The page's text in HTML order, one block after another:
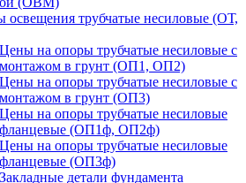
освещения трубчатые несиловые (ОТ,
Цены на опоры трубчатые несиловые с
монтажом в грунт (ОП1, ОП2)
Цены на опоры трубчатые несиловые с
монтажом в грунт (ОП3)
Цены на опоры трубчатые несиловые
фланцевые (ОП1ф, ОП2ф)
Цены на опоры трубчатые несиловые
фланцевые (ОП3ф)
Закладные детали фундамента